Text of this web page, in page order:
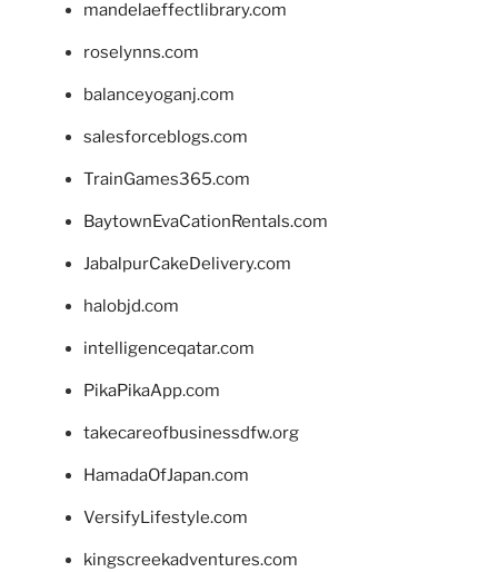
mandelaeffectlibrary.com
roselynns.com
balanceyoganj.com
salesforceblogs.com
TrainGames365.com
BaytownEvaCationRentals.com
JabalpurCakeDelivery.com
halobjd.com
intelligenceqatar.com
PikaPikaApp.com
takecareofbusinessdfw.org
HamadaOfJapan.com
VersifyLifestyle.com
kingscreekadventures.com